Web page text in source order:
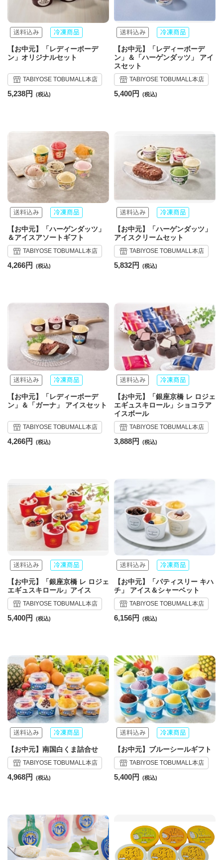
【お中元】「レディーボーデ
ン」オリジナルセット
TABIYOSE TOBUMALL本店
5,238円
【お中元】「レディーボーデ
ン」＆「ハーゲンダッツ」 アイ
スセット
TABIYOSE TOBUMALL本店
5,400円
【お中元】「ハーゲンダッツ」
＆アイスアソートギフト
TABIYOSE TOBUMALL本店
4,266円
【お中元】「ハーゲンダッツ」
アイスクリームセット
TABIYOSE TOBUMALL本店
5,832円
【お中元】「レディーボーデ
ン」＆「ガーナ」 アイスセット
TABIYOSE TOBUMALL本店
4,266円
【お中元】「銀座京橋 レ ロジェ
エギュスキロール」ショコラア
イスボール
TABIYOSE TOBUMALL本店
3,888円
【お中元】「銀座京橋 レ ロジェ
エギュスキロール」アイス
TABIYOSE TOBUMALL本店
5,400円
【お中元】「パティスリー キハ
チ」 アイス＆シャーベット
TABIYOSE TOBUMALL本店
6,156円
【お中元】南国白くま詰合せ
TABIYOSE TOBUMALL本店
4,968円
【お中元】ブルーシールギフト
TABIYOSE TOBUMALL本店
5,400円